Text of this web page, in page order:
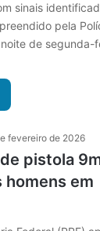
sinais
pela
noite de segunda-
fevereiro de 2026
pistola
em